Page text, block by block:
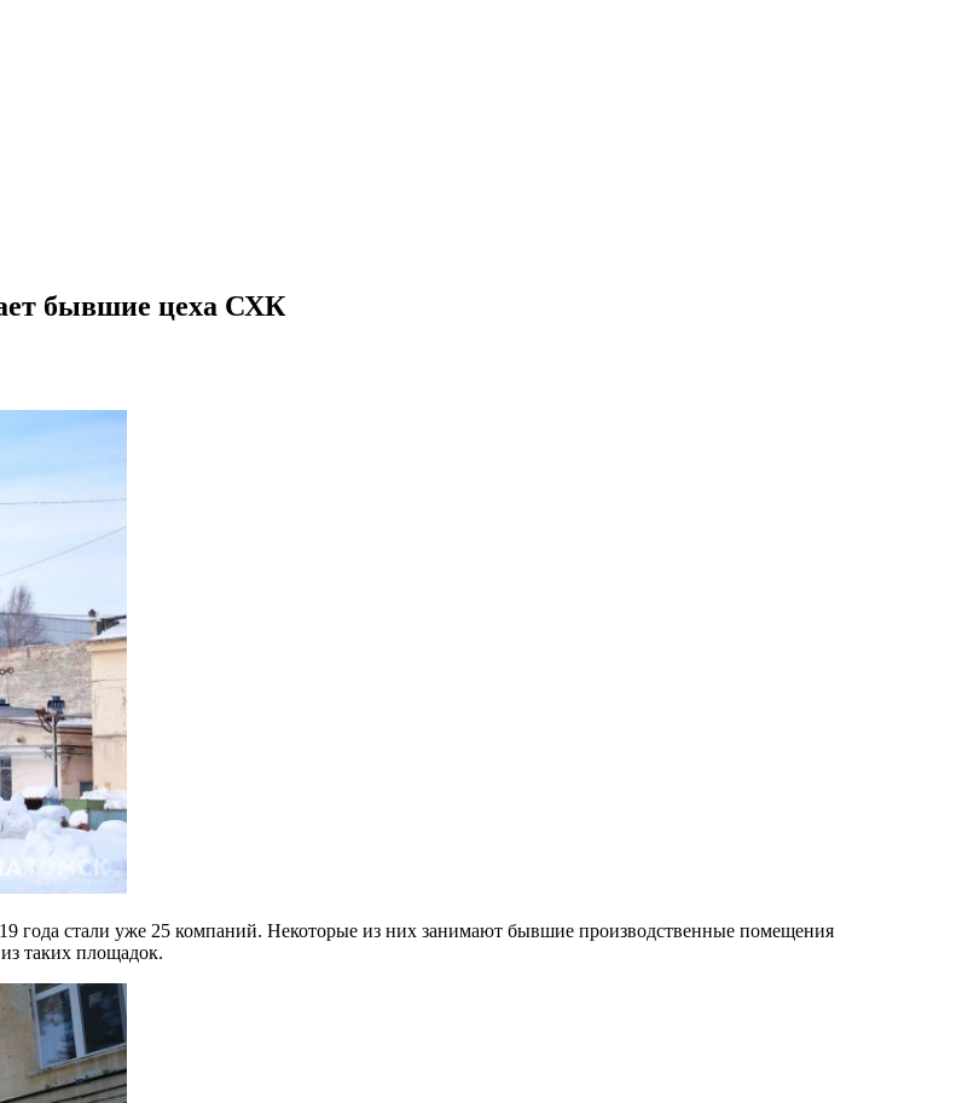
бывшие цеха СХК
года стали уже 25 компаний. Некоторые из них занимают бывшие производственные помещения
таких площадок.